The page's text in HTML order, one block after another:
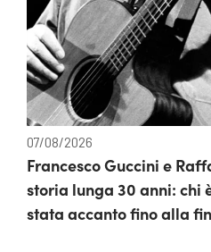
07/08/2026
Francesco Guccini e
storia lunga 30 anni: chi
stata accanto fino alla